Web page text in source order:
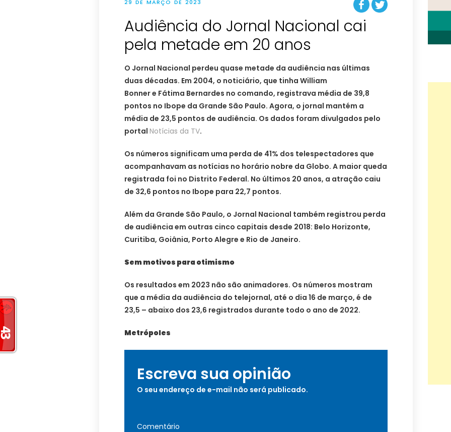
29 DE MARÇO DE 2023
Audiência do Jornal Nacional cai
pela metade em 20 anos
O Jornal Nacional perdeu quase metade da audiência nas últimas
duas décadas. Em 2004, o noticiário, que tinha William
Bonner e Fátima Bernardes no comando, registrava média de 39,8
pontos no Ibope da Grande São Paulo. Agora, o jornal mantém a
média de 23,5 pontos de audiência. Os dados foram divulgados pelo
portal Notícias da TV.
Os números significam uma perda de 41% dos telespectadores que
acompanhavam as notícias no horário nobre da Globo. A maior queda
registrada foi no Distrito Federal. No últimos 20 anos, a atração caiu
de 32,6 pontos no Ibope para 22,7 pontos.
Além da Grande São Paulo, o Jornal Nacional também registrou perda
de audiência em outras cinco capitais desde 2018: Belo Horizonte,
Curitiba, Goiânia, Porto Alegre e Rio de Janeiro.
Sem motivos para otimismo
Os resultados em 2023 não são animadores. Os números mostram
que a média da audiência do telejornal, até o dia 16 de março, é de
23,5 – abaixo dos 23,6 registrados durante todo o ano de 2022.
Metrópoles
Escreva sua opinião
O seu endereço de e-mail não será publicado.
Comentário